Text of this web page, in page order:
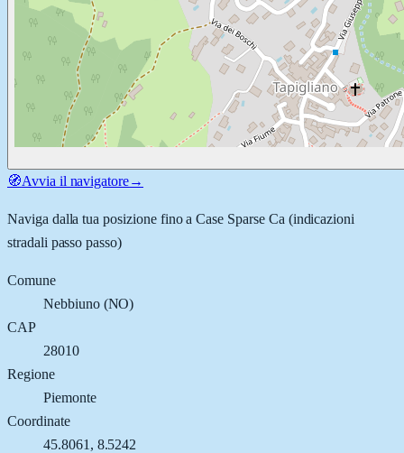
🧭Avvia il navigatore→
Naviga dalla tua posizione fino aCase Sparse Ca (indicazioni
stradali passo passo)
Comune
Nebbiuno(NO)
CAP
28010
Regione
Piemonte
Coordinate
45.8061 , 8.5242